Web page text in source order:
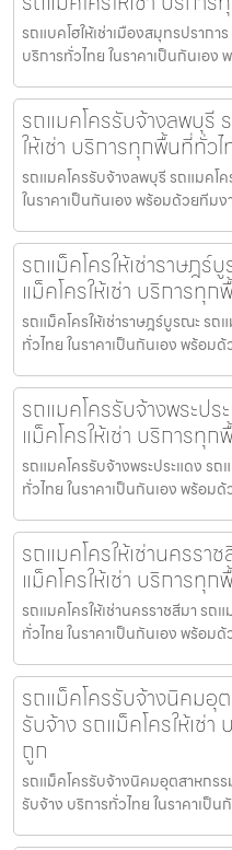
รถแบคโฮให้เช่าเมืองสมุทรปรากา
บริการทั่วไทย ในราคาเป็นกันเอ
รถแมคโครรับจ้างลพบุรี
ให้เช่า บริการทุกพื้นที่ทั่ว
รถแมคโครรับจ้างลพบุรี รถแมคโค
ในราคาเป็นกันเอง พร้อมด้วยทีม
รถแม็คโครให้เช่าราษฎ
แม็คโครให้เช่า บริการทุ
รถแม็คโครให้เช่าราษฎร์บูรณะ รถ
ทั่วไทย ในราคาเป็นกันเอง พร้อม
รถแมคโครรับจ้างพระปร
แม็คโครให้เช่า บริการทุ
รถแมคโครรับจ้างพระประแดง รถ
ทั่วไทย ในราคาเป็นกันเอง พร้อ
รถแมคโครให้เช่านครรา
แม็คโครให้เช่า บริการทุ
รถแมคโครให้เช่านครราชสีมา รถ
ทั่วไทย ในราคาเป็นกันเอง พร้อ
รถแม็คโครรับจ้างนิคมอุ
รับจ้าง รถแม็คโครให้เช่
ถูก
รถแม็คโครรับจ้างนิคมอุตสาหกรร
รับจ้าง บริการทั่วไทย ในราคาเป็